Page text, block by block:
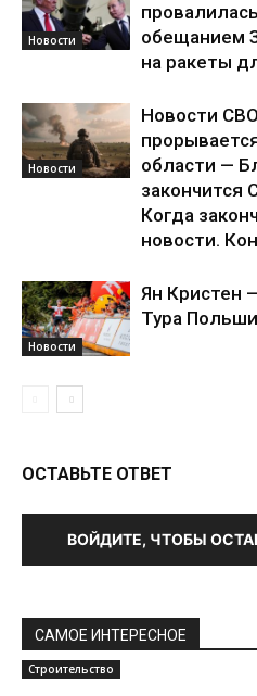
Новости
обещанием
на ракеты
Новости
Новости
области —
закончится
Когда
новости.
Новости
Ян Кристен
Тура
ОСТАВЬТЕ ОТВЕТ
ВОЙДИТЕ, ЧТОБЫ
САМОЕ ИНТЕРЕСНОЕ
Строительство